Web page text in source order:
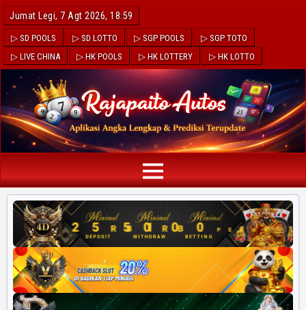
Jumat Legi, 7 Agt 2026, 18:59
▷ SD POOLS ▷ SD LOTTO ▷ SGP POOLS
▷ SGP TOTO
▷ LIVE CHINA
▷ HK POOLS ▷ HK LOTTERY ▷ HK LOTTO